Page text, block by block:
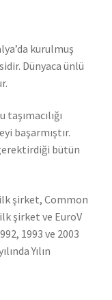
kurulmuş
Dünyaca ünlü
başarmıştır.
bütün
şirket, Common
şirket ve EuroV
1993 ve 2003
Yılın